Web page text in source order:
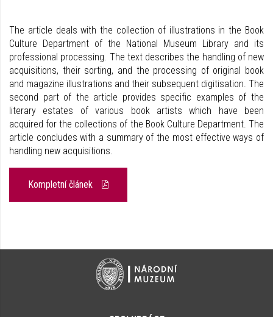
The article deals with the collection of illustrations in the Book
Culture Department of the National Museum Library and its
professional processing. The text describes the handling of new
acquisitions, their sorting, and the processing of original book
and magazine illustrations and their subsequent digitisation. The
second part of the article provides specific examples of the
literary estates of various book artists which have been
acquired for the collections of the Book Culture Department. The
article concludes with a summary of the most effective ways of
handling new acquisitions.
Kompletní článek